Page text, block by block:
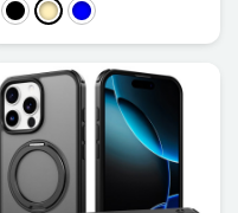
Negro
Oro Azul